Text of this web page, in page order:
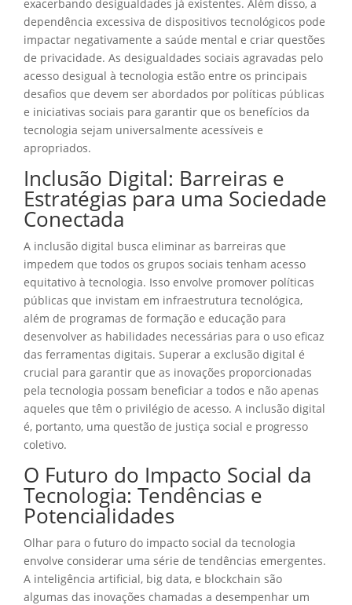
exacerbando desigualdades já existentes. Além disso, a
dependência excessiva de dispositivos tecnológicos pode
impactar negativamente a saúde mental e criar questões
de privacidade. As desigualdades sociais agravadas pelo
acesso desigual à tecnologia estão entre os principais
desafios que devem ser abordados por políticas públicas
e iniciativas sociais para garantir que os benefícios da
tecnologia sejam universalmente acessíveis e
apropriados.
Inclusão Digital: Barreiras e
Estratégias para uma Sociedade
Conectada
A inclusão digital busca eliminar as barreiras que
impedem que todos os grupos sociais tenham acesso
equitativo à tecnologia. Isso envolve promover políticas
públicas que invistam em infraestrutura tecnológica,
além de programas de formação e educação para
desenvolver as habilidades necessárias para o uso eficaz
das ferramentas digitais. Superar a exclusão digital é
crucial para garantir que as inovações proporcionadas
pela tecnologia possam beneficiar a todos e não apenas
aqueles que têm o privilégio de acesso. A inclusão digital
é, portanto, uma questão de justiça social e progresso
coletivo.
O Futuro do Impacto Social da
Tecnologia: Tendências e
Potencialidades
Olhar para o futuro do impacto social da tecnologia
envolve considerar uma série de tendências emergentes.
A inteligência artificial, big data, e blockchain são
algumas das inovações chamadas a desempenhar um